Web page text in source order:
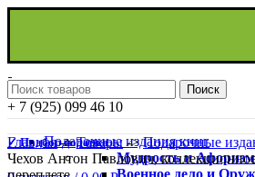
Поиск
+ 7 (925) 099 46 10
✓ Подбор подарка
Подарочные издания книг
Мудрость и
Военное дело и
Главная->Товары->Подарочные
Чехов Антон Павлович,